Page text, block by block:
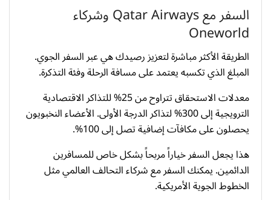
السفر مع Qatar Airways وشركاء
Oneworld
الطريقة الأكثر مباشرة لتعزيز رصيدك هي عبر السفر الجوي.
المبلغ الذي تكسبه يعتمد على مسافة الرحلة وفئة التذكرة.
معدلات الاستحقاق تتراوح من 25% للتذاكر الاقتصادية
الترويجية إلى 300% لتذاكر الدرجة الأولى. الأعضاء النخبويون
يحصلون على مكافآت إضافية تصل إلى 100%.
هذا يجعل السفر خياراً مربحاً بشكل خاص للمسافرين
الدائمين. يمكنك السفر مع شركاء التحالف العالمي مثل
الخطوط الجوية الأمريكية.